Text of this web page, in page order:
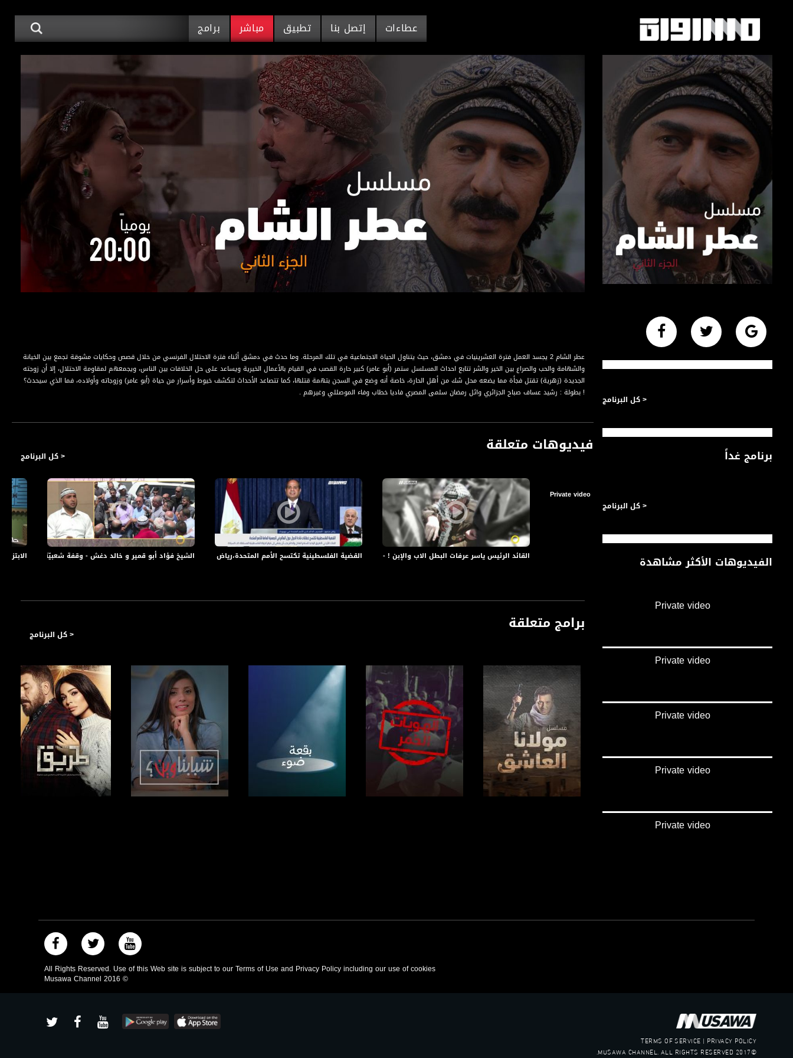
عطاءات إتصل بنا تطبيق مباشر برامج
عطر الشام 2 يجسد العمل فترة العشرينيات في دمشق، حيث يتناول الحياة الاجتماعية في تلك المرحلة. وما حدث في دمشق أثناء فترة الاحتلال الفرنسي من خلال قصص وحكايات مشوقة تجمع بين الخيانة
والشهامة والحب والصراع بين الخير والشر تتابع احداث المسلسل ستمر (أبو عامر) كبير حارة القصب في القيام بالأعمال الخيرية ويساعد على حل الخلافات بين الناس، ويجمعهم لمقاومة الاحتلال، إلا أن زوجته
الجديدة (زهرية) تقتل فجأة مما يضعه محل شك من أهل الحارة، خاصة أنه وضع في السجن بتهمة قتلها، كما تتصاعد الأحداث لتكشف خيوط وأسرار من حياة (أبو عامر) وزوجاته وأولاده، فما الذي سيحدث؟
! بطولة : رشيد عساف صباح الجزائري وائل رمضان سلمى المصري فاديا خطاب وفاء الموصللي وغيرهم .
فيديوهات متعلقة < كل البرنامج
الابتزازالشيخ فؤاد أبو قمير و خالد دغش - وقفة شعبيّة لحماية أوقاف حيفا -القضية الفلسطينية تكتسح الأمم المتحدة،رياض منصور،بانوراما مساواة،23.09.2020،قناة مساواةالقائد الرئيس ياسر عرفات البطل الاب والإبن ! - صباحنا غير-10.11.2017- مساواة
Private video
برامج متعلقة < كل البرنامج
< كل البرنامج
برنامج غداً
< كل البرنامج
الفيديوهات الأكثر مشاهدة
Private video
Private video
Private video
Private video
Private video
All Rights Reserved. Use of this Web site is subject to our Terms of Use and Privacy Policy including our use of cookies
©
2016
TERMS OF SERVICE | PRIVACY POLICY
©2017 MUSAWA CHANNEL. ALL RIGHTS RESERVED.